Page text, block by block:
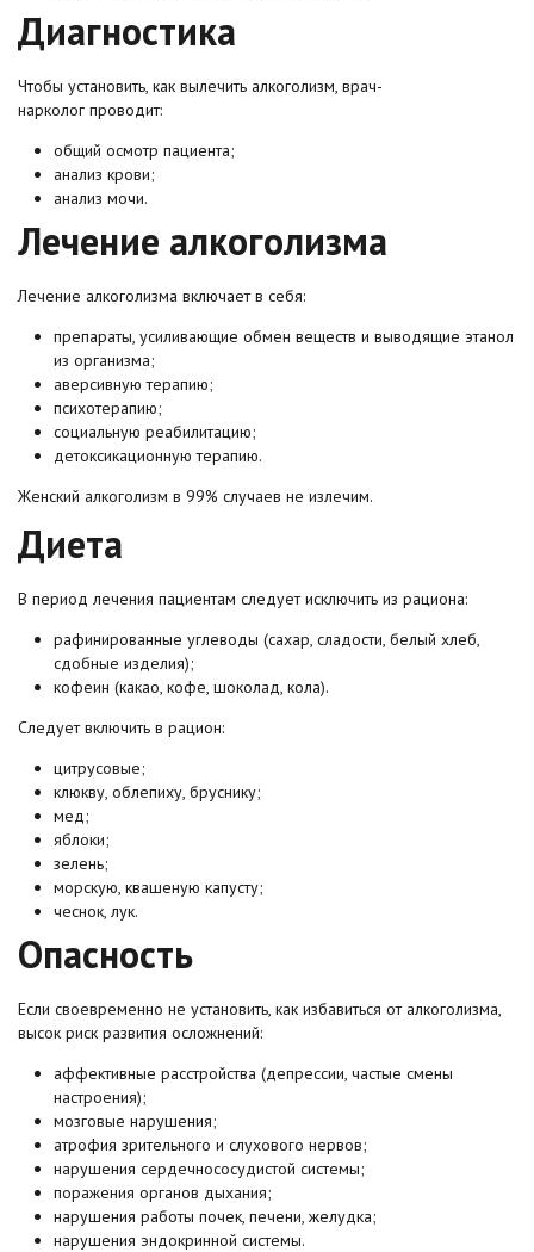
Диагностика
Чтобы установить, как вылечить алкоголизм, врач-
нарколог проводит:
общий осмотр пациента;
анализ крови;
анализ мочи.
Лечение алкоголизма
Лечение алкоголизма включает в себя:
препараты, усиливающие обмен веществ и выводящие этанол
из организма;
аверсивную терапию;
психотерапию;
социальную реабилитацию;
детоксикационную терапию.
Женский алкоголизм в 99% случаев не излечим.
Диета
В период лечения пациентам следует исключить из рациона:
рафинированные углеводы (сахар, сладости, белый хлеб,
сдобные изделия);
кофеин (какао, кофе, шоколад, кола).
Следует включить в рацион:
цитрусовые;
клюкву, облепиху, бруснику;
мед;
яблоки;
зелень;
морскую, квашеную капусту;
чеснок, лук.
Опасность
Если своевременно не установить, как избавиться от алкоголизма,
высок риск развития осложнений:
аффективные расстройства (депрессии, частые смены
настроения);
мозговые нарушения;
атрофия зрительного и слухового нервов;
нарушения сердечнососудистой системы;
поражения органов дыхания;
нарушения работы почек, печени, желудка;
нарушения эндокринной системы.